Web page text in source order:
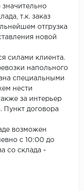
значительно
т.к. заказ
отгрузка
новой
силами клиента.
напольного
специальными
нести
за интерьер
Пункт договора
возможен
с 10:00 до
со склада -